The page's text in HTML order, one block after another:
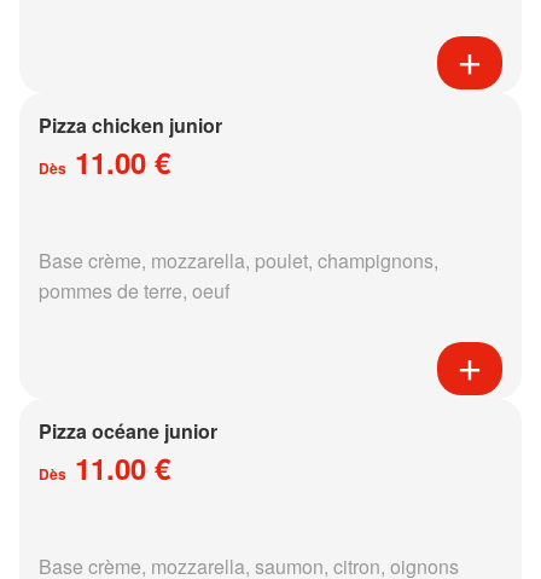
Pizza chicken junior
Dès 11.00 €
Base crème, mozzarella, poulet, champignons,
pommes de terre, oeuf
Pizza océane junior
Dès 11.00 €
Base crème, mozzarella, saumon, citron, oignons